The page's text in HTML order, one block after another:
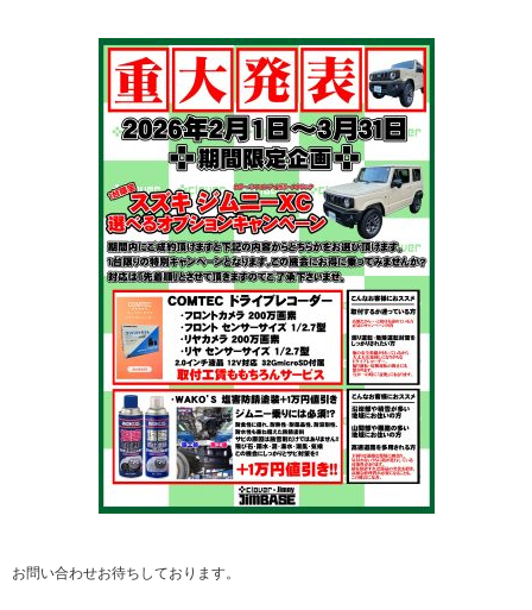
お問い合わせお待ちしております。